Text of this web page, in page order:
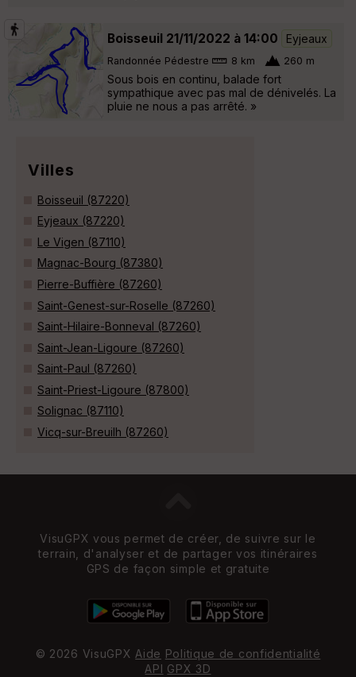
Boisseuil 21/11/2022 à 14:00 Eyjeaux
Randonnée Pédestre 8 km 260 m
Sous bois en continu, balade fort
sympathique avec pas mal de dénivelés. La
pluie ne nous a pas arrêté. »
Villes
Boisseuil (87220)
Eyjeaux (87220)
Le Vigen (87110)
Magnac-Bourg (87380)
Pierre-Buffière (87260)
Saint-Genest-sur-Roselle (87260)
Saint-Hilaire-Bonneval (87260)
Saint-Jean-Ligoure (87260)
Saint-Paul (87260)
Saint-Priest-Ligoure (87800)
Solignac (87110)
Vicq-sur-Breuilh (87260)
VisuGPX vous permet de créer, de suivre sur le
terrain, d'analyser et de partager vos itinéraires
GPS de façon simple et gratuite
© 2026 VisuGPX Aide Politique de confidentialité
API GPX 3D